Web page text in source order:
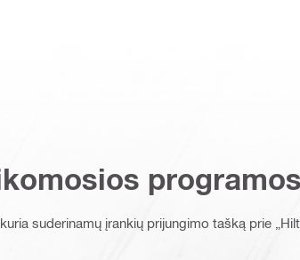
programos
suderinamų įrankių prijungimo tašką prie